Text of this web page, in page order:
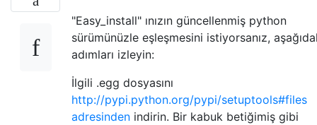
"Easy_install" ınızın güncellenmiş python
sürümünüzle eşleşmesini istiyorsanız,
adımları izleyin:
İlgili .egg dosyasını
http://pypi.python.org/pypi/setuptools#files
adresinden indirin. Bir kabuk betiğimiş gibi